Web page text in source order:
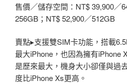
售價／儲存空間：NT$ 39,900／
256GB；NT$ 52,900／512GB
賣點▸支援雙SIM卡功能，搭載
最大iPhone，也因為擁有iPhone
是歷來最大，機身大小卻僅與過
度比iPhone Xs更高。